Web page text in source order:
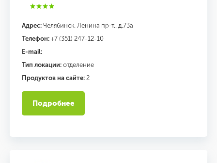
Адрес: Челябинск, Ленина пр-т., д.73а
Телефон: +7 (351) 247-12-10
E-mail:
Тип локации: отделение
Продуктов на сайте: 2
Подробнее